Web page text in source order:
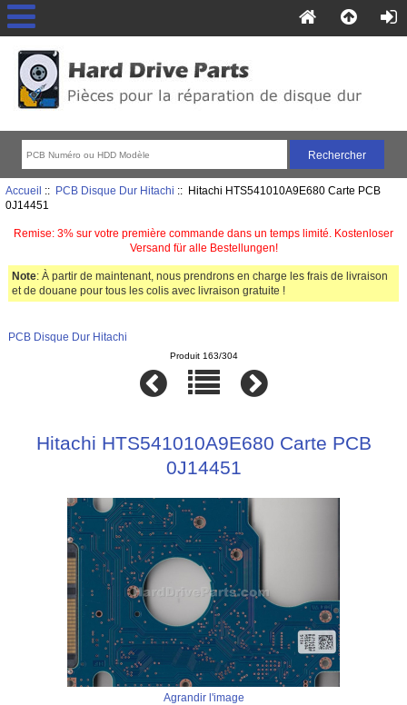
Accueil :: PCB Disque Dur Hitachi :: Hitachi HTS541010A9E680 Carte PCB
0J14451
Remise: 3% sur votre première commande dans un temps limité. Kostenloser
Versand für alle Bestellungen!
Note: À partir de maintenant, nous prendrons en charge les frais de livraison
et de douane pour tous les colis avec livraison gratuite !
PCB Disque Dur Hitachi
Produit 163/304
Hitachi HTS541010A9E680 Carte PCB
0J14451
Agrandir l'image